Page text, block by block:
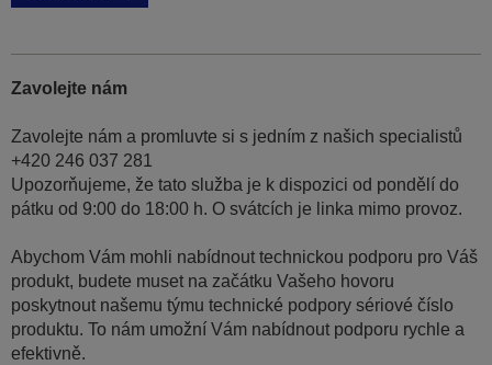
Zavolejte nám
Zavolejte nám a promluvte si s jedním z našich specialistů
+420 246 037 281
Upozorňujeme, že tato služba je k dispozici od pondělí do
pátku od 9:00 do 18:00 h. O svátcích je linka mimo provoz.
Abychom Vám mohli nabídnout technickou podporu pro Váš
produkt, budete muset na začátku Vašeho hovoru
poskytnout našemu týmu technické podpory sériové číslo
produktu. To nám umožní Vám nabídnout podporu rychle a
efektivně.